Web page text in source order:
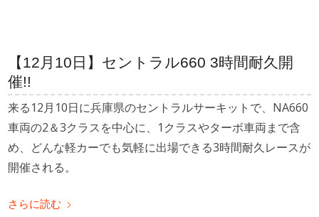
【12月10日】セントラル660 3時間耐久開
催!!
来る12月10日に兵庫県のセントラルサーキットで、NA660
車両の2＆3クラスを中心に、1クラスやターボ車両まで含
め、どんな軽カーでも気軽に出場できる3時間耐久レースが
開催される。
さらに読む